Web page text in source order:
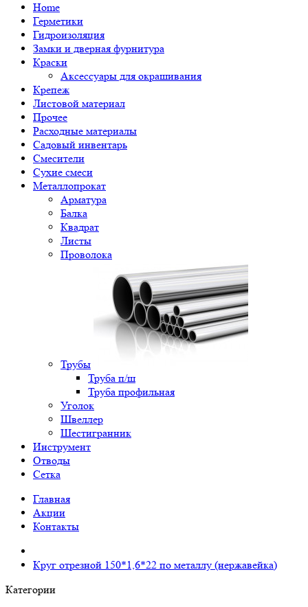
Home
Герметики
Гидроизоляция
Замки и дверная фурнитура
Краски
Аксессуары для окрашивания
Крепеж
Листовой материал
Прочее
Расходные материалы
Садовый инвентарь
Смесители
Сухие смеси
Металлопрокат
Арматура
Балка
Квадрат
Листы
Проволока
Трубы
Труба п/ш
Труба профильная
Уголок
Швеллер
Шестигранник
Инструмент
Отводы
Сетка
Главная
Акции
Контакты
Круг отрезной 150*1,6*22 по металлу (нержавейка)
Категории